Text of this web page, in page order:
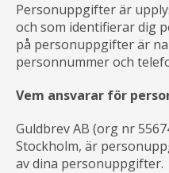
Personuppgifter är
och som identifierar dig
på personuppgifter är
personnummer och
Vem ansvarar för
Guldbrev AB (org nr
Stockholm, är
av dina personuppgifter.